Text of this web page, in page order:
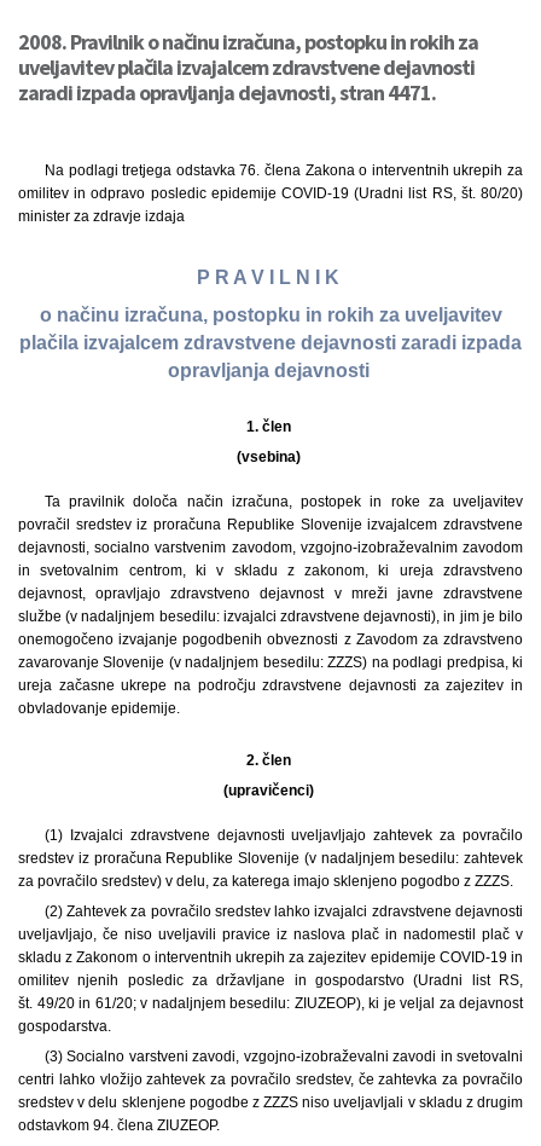
2008. Pravilnik o načinu izračuna, postopku in rokih za
uveljavitev plačila izvajalcem zdravstvene dejavnosti
zaradi izpada opravljanja dejavnosti, stran 4471.
Na podlagi tretjega odstavka 76. člena Zakona o interventnih ukrepih za
omilitev in odpravo posledic epidemije COVID-19 (Uradni list RS, št. 80/20)
minister za zdravje izdaja
P R A V I L N I K
o načinu izračuna, postopku in rokih za uveljavitev
plačila izvajalcem zdravstvene dejavnosti zaradi izpada
opravljanja dejavnosti
1. člen
(vsebina)
Ta pravilnik določa način izračuna, postopek in roke za uveljavitev
povračil sredstev iz proračuna Republike Slovenije izvajalcem zdravstvene
dejavnosti, socialno varstvenim zavodom, vzgojno-izobraževalnim zavodom
in svetovalnim centrom, ki v skladu z zakonom, ki ureja zdravstveno
dejavnost, opravljajo zdravstveno dejavnost v mreži javne zdravstvene
službe (v nadaljnjem besedilu: izvajalci zdravstvene dejavnosti), in jim je bilo
onemogočeno izvajanje pogodbenih obveznosti z Zavodom za zdravstveno
zavarovanje Slovenije (v nadaljnjem besedilu: ZZZS) na podlagi predpisa, ki
ureja začasne ukrepe na področju zdravstvene dejavnosti za zajezitev in
obvladovanje epidemije.
2. člen
(upravičenci)
(1) Izvajalci zdravstvene dejavnosti uveljavljajo zahtevek za povračilo
sredstev iz proračuna Republike Slovenije (v nadaljnjem besedilu: zahtevek
za povračilo sredstev) v delu, za katerega imajo sklenjeno pogodbo z ZZZS.
(2) Zahtevek za povračilo sredstev lahko izvajalci zdravstvene dejavnosti
uveljavljajo, če niso uveljavili pravice iz naslova plač in nadomestil plač v
skladu z Zakonom o interventnih ukrepih za zajezitev epidemije COVID-19 in
omilitev njenih posledic za državljane in gospodarstvo (Uradni list RS,
št. 49/20 in 61/20; v nadaljnjem besedilu: ZIUZEOP), ki je veljal za dejavnost
gospodarstva.
(3) Socialno varstveni zavodi, vzgojno-izobraževalni zavodi in svetovalni
centri lahko vložijo zahtevek za povračilo sredstev, če zahtevka za povračilo
sredstev v delu sklenjene pogodbe z ZZZS niso uveljavljali v skladu z drugim
odstavkom 94. člena ZIUZEOP.